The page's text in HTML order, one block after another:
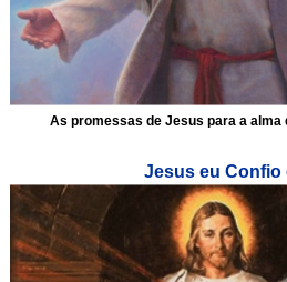
As promessas de Jesus para a alma
Jesus eu Confio